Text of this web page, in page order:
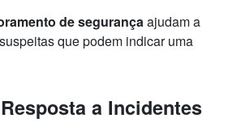
de segurançaajudam a
que podem indicar uma
a Incidentes